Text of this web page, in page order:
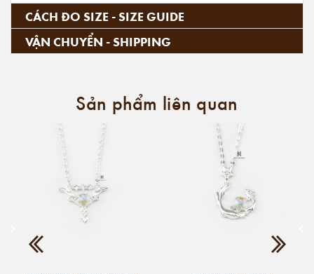
CÁCH ĐO SIZE - SIZE GUIDE
VẬN CHUYỂN - SHIPPING
Sản phẩm liên quan